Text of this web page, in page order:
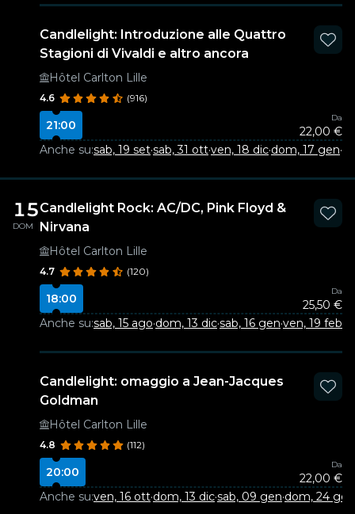
Candlelight: Introduzione alle Quattro
Stagioni di Vivaldi e altro ancora
Hôtel Carlton Lille
4.6 (916)
21:00
Da
22,00 €
Anche su:sab, 19 set·sab, 31 ott·ven, 18 dic·dom, 17 gen·
15
DOM
Candlelight Rock: AC/DC, Pink Floyd &
Nirvana
Hôtel Carlton Lille
4.7 (120)
18:00
Da
25,50 €
Anche su:sab, 15 ago·dom, 13 dic·sab, 16 gen·ven, 19 feb
Candlelight: omaggio a Jean-Jacques
Goldman
Hôtel Carlton Lille
4.8 (112)
20:00
Da
22,00 €
Anche su:ven, 16 ott·dom, 13 dic·sab, 09 gen·dom, 24 gen